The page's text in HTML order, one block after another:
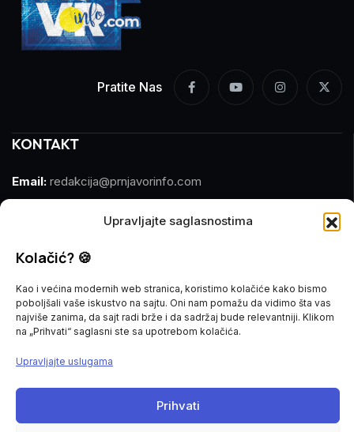
Upravljajte saglasnostima
Kolačić? 🍪
Kao i većina modernih web stranica, koristimo kolačiće kako bismo
poboljšali vaše iskustvo na sajtu. Oni nam pomažu da vidimo šta vas
najviše zanima, da sajt radi brže i da sadržaj bude relevantniji. Klikom
na „Prihvati“ saglasni ste sa upotrebom kolačića.
Upravljajte uslugama
Prihvati
Pratite Nas
KONTAKT
Email: redakcija@prnjavorinfo.com
MARKETING
Email: marketing@prnjavorinfo.com
Telefon:(+387)065 955 355
POŠALJI VIJEST
Imate vijest za nas? Javite nam se na
redakcija@prnjavorinfo.com